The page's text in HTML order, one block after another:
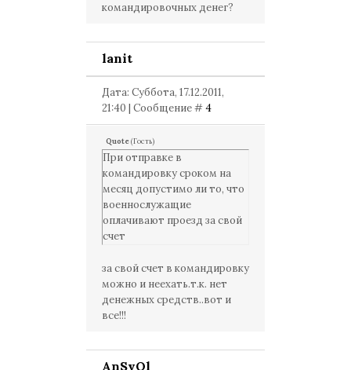
командировочных денег?
lanit
Дата: Суббота, 17.12.2011,
21:40 | Сообщение #4
Quote(Гость)
При отправке в
командировку сроком на
месяц допустимо ли то, что
военнослужащие
оплачивают проезд за свой
счет
за свой счет в командировку
можно и неехать.т.к. нет
денежных средств..вот и
все!!!
AnSvOl